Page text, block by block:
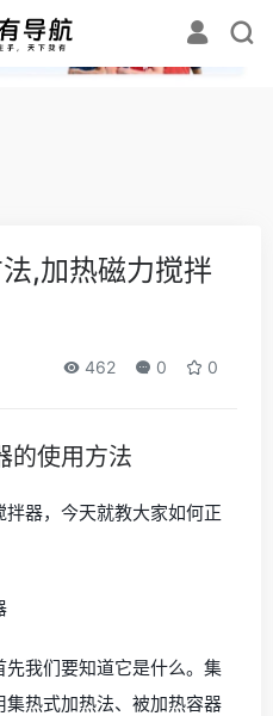
✕
,加热磁力搅拌
462 0 0
的使用方法
器，今天就教大家如何正
我们要知道它是什么。集
热式加热法、被加热容器